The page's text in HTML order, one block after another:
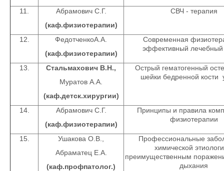
11.
Абрамович С.Г.
(каф.физиотерапии)
СВЧ - терапия
12.
ФедотченкоА.А.
(каф.физиотерапии)
Современная
эффективный
13.
Стальмахович В.Н.,
Муратов А.А.
(каф.детск.хирургии)
Острый гематогенный
шейки бедренной кости
14.
Абрамович С.Г.
(каф.физиотерапии)
Принципы и правила
физиотерапии
15.
Ушакова О.В.,
Абраматец Е.А.
(каф.профпатолог.)
Профессиональные
химической
преимущественным
дыхания